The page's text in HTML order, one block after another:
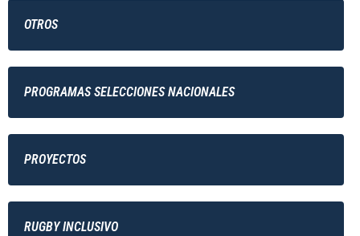
OTROS
PROGRAMAS SELECCIONES NACIONALES
PROYECTOS
RUGBY INCLUSIVO